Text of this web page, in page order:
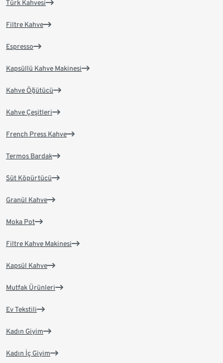
Türk Kahvesi
Filtre Kahve
Espresso
Kapsüllü Kahve Makinesi
Kahve Öğütücü
Kahve Çeşitleri
French Press Kahve
Termos Bardak
Süt Köpürtücü
Granül Kahve
Moka Pot
Filtre Kahve Makinesi
Kapsül Kahve
Mutfak Ürünleri
Ev Tekstili
Kadın Giyim
Kadın İç Giyim